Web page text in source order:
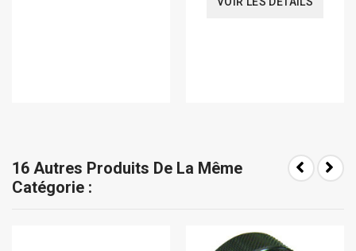
16 Autres Produits De La Même
Catégorie :